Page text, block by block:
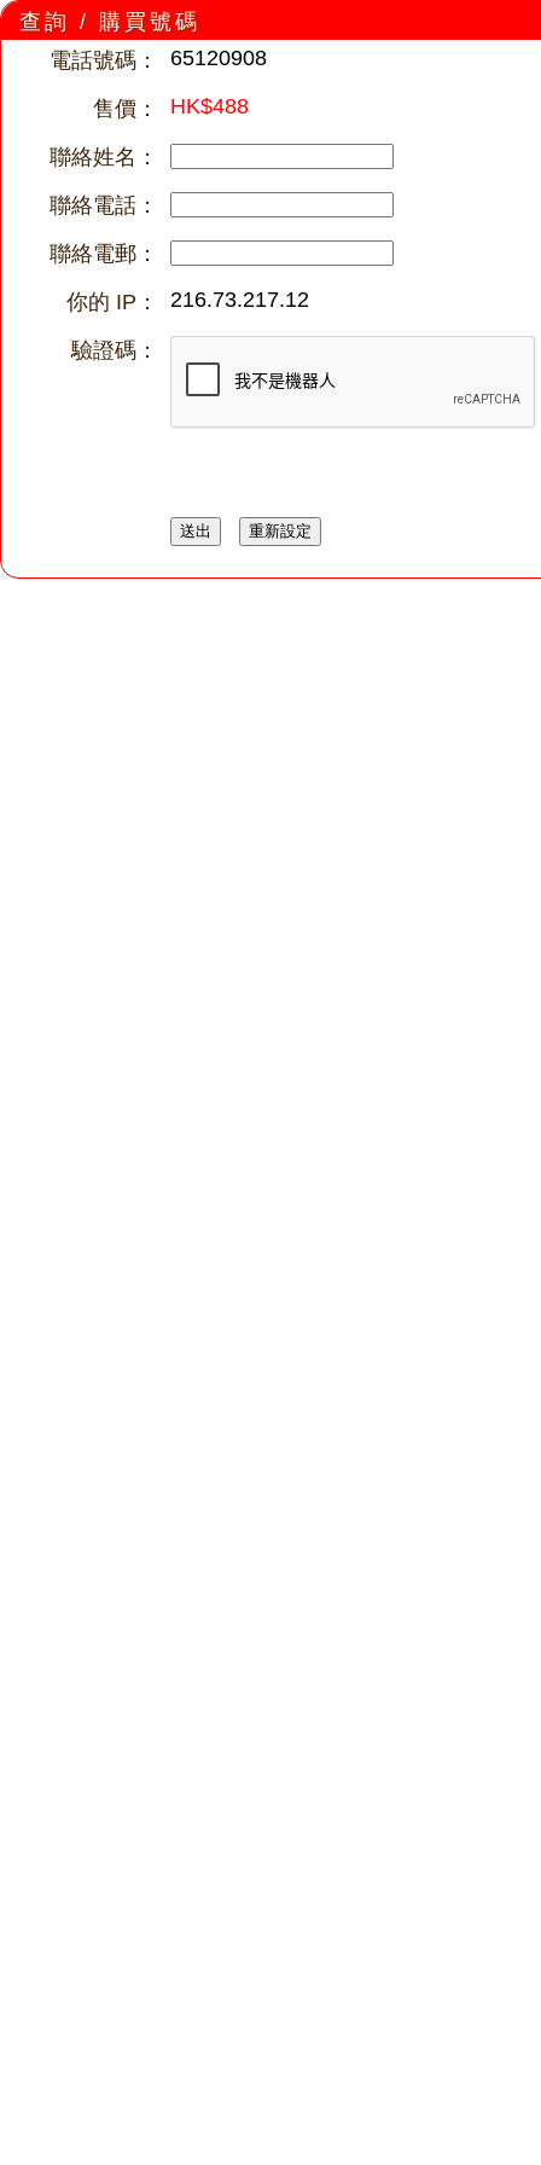
查詢 / 購買號碼
電話號碼：
65120908
售價： HK$488
聯絡姓名：
聯絡電話：
聯絡電郵：
你的 IP：
216.73.217.12
驗證碼：